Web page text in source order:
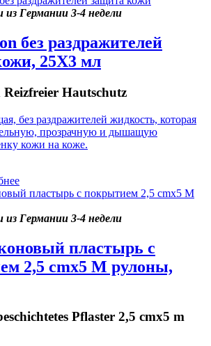
из Германии 3-4 недели
без раздражителей
25X3 мл
Hautschutz
без раздражителей жидкость, которая
прозрачную и дышащую
кожи на коже.
из Германии 3-4 недели
пластырь с
2,5 cmx5 M рулоны,
Pflaster 2,5 cmx5 m